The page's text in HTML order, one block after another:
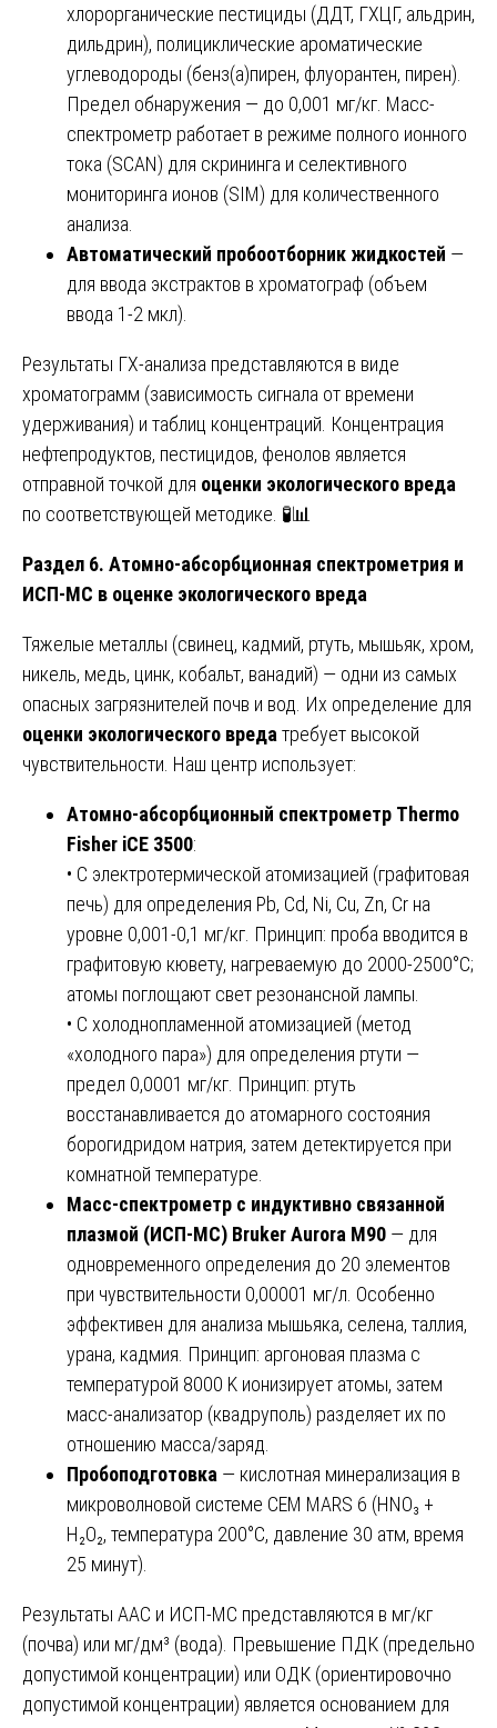
хлорорганические пестициды (ДДТ, ГХЦГ, альдрин,
дильдрин), полициклические ароматические
углеводороды (бенз(а)пирен, флуорантен, пирен).
Предел обнаружения — до 0,001 мг/кг. Масс-
спектрометр работает в режиме полного ионного
тока (SCAN) для скрининга и селективного
мониторинга ионов (SIM) для количественного
анализа.
Автоматический пробоотборник жидкостей —
для ввода экстрактов в хроматограф (объем
ввода 1-2 мкл).
Результаты ГХ-анализа представляются в виде
хроматограмм (зависимость сигнала от времени
удерживания) и таблиц концентраций. Концентрация
нефтепродуктов, пестицидов, фенолов является
отправной точкой для оценки экологического вреда
по соответствующей методике. 🧪📊
Раздел 6. Атомно-абсорбционная спектрометрия и
ИСП-МС в оценке экологического вреда
Тяжелые металлы (свинец, кадмий, ртуть, мышьяк, хром,
никель, медь, цинк, кобальт, ванадий) — одни из самых
опасных загрязнителей почв и вод. Их определение для
оценки экологического вреда требует высокой
чувствительности. Наш центр использует:
Атомно-абсорбционный спектрометр Thermo
Fisher iCE 3500:
• С электротермической атомизацией (графитовая
печь) для определения Pb, Cd, Ni, Cu, Zn, Cr на
уровне 0,001-0,1 мг/кг. Принцип: проба вводится в
графитовую кювету, нагреваемую до 2000-2500°C;
атомы поглощают свет резонансной лампы.
• С холоднопламенной атомизацией (метод
«холодного пара») для определения ртути —
предел 0,0001 мг/кг. Принцип: ртуть
восстанавливается до атомарного состояния
борогидридом натрия, затем детектируется при
комнатной температуре.
Масс-спектрометр с индуктивно связанной
плазмой (ИСП-МС) Bruker Aurora M90 — для
одновременного определения до 20 элементов
при чувствительности 0,00001 мг/л. Особенно
эффективен для анализа мышьяка, селена, таллия,
урана, кадмия. Принцип: аргоновая плазма с
температурой 8000 K ионизирует атомы, затем
масс-анализатор (квадруполь) разделяет их по
отношению масса/заряд.
Пробоподготовка — кислотная минерализация в
микроволновой системе CEM MARS 6 (HNO₃ +
H₂O₂, температура 200°C, давление 30 атм, время
25 минут).
Результаты ААС и ИСП-МС представляются в мг/кг
(почва) или мг/дм³ (вода). Превышение ПДК (предельно
допустимой концентрации) или ОДК (ориентировочно
допустимой концентрации) является основанием для